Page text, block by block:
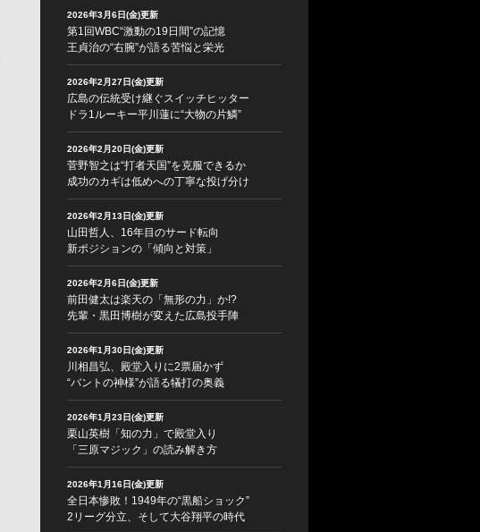
2026年3月6日(金)更新
第1回WBC“激動の19日間”の記憶
王貞治の“右腕”が語る苦悩と栄光
2026年2月27日(金)更新
広島の伝統受け継ぐスイッチヒッター
ドラ1ルーキー平川蓮に“大物の片鱗”
2026年2月20日(金)更新
菅野智之は“打者天国”を克服できるか
成功のカギは低めへの丁寧な投げ分け
2026年2月13日(金)更新
山田哲人、16年目のサード転向
新ポジションの「傾向と対策」
2026年2月6日(金)更新
前田健太は楽天の「無形の力」か!?
先輩・黒田博樹が変えた広島投手陣
2026年1月30日(金)更新
川相昌弘、殿堂入りに2票届かず
“バントの神様”が語る犠打の奥義
2026年1月23日(金)更新
栗山英樹「知の力」で殿堂入り
「三原マジック」の読み解き方
2026年1月16日(金)更新
全日本惨敗！1949年の“黒船ショック”
2リーグ分立、そして大谷翔平の時代